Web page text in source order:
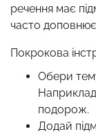
речення має
часто
Покрокова
Обери
подорож.
Додай